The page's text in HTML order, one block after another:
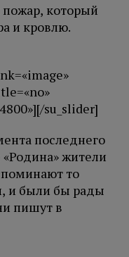
пожар, который
и кровлю.
su_slider]
последнего
жители
то
и были бы рады
пишут в